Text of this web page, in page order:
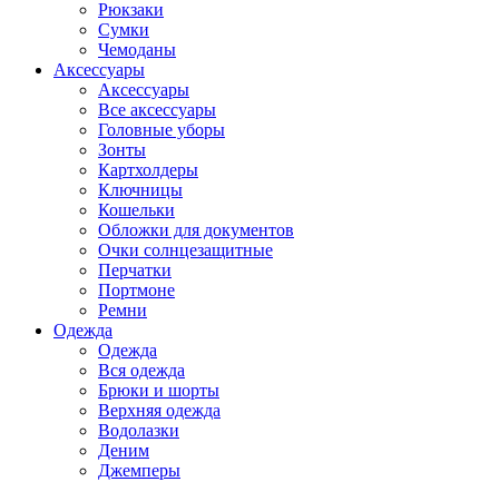
Рюкзаки
Сумки
Чемоданы
Аксессуары
Аксессуары
Все аксессуары
Головные уборы
Зонты
Картхолдеры
Ключницы
Кошельки
Обложки для документов
Очки солнцезащитные
Перчатки
Портмоне
Ремни
Одежда
Одежда
Вся одежда
Брюки и шорты
Верхняя одежда
Водолазки
Деним
Джемперы